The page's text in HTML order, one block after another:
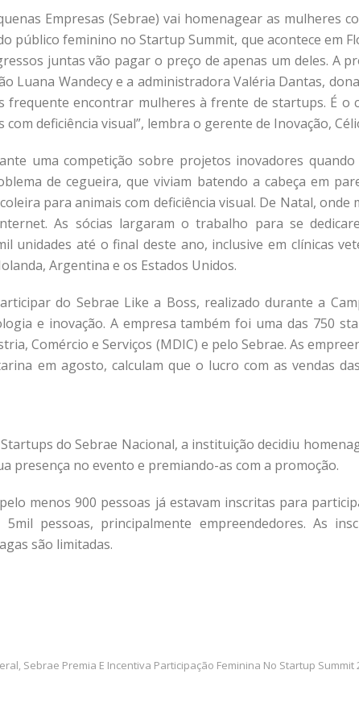
Empresas (Sebrae) vai homenagear as mulheres
público feminino no Startup Summit, que acontece em
juntas vão pagar o preço de apenas um deles. A
Luana Wandecy e a administradora Valéria Dantas,
frequente encontrar mulheres à frente de startups. É o
deficiência visual”, lembra o gerente de Inovação,
uma competição sobre projetos inovadores
de cegueira, que viviam batendo a cabeça em
para animais com deficiência visual. De Natal,
As sócias largaram o trabalho para se
unidades até o final deste ano, inclusive em clínicas
Argentina e os Estados Unidos.
do Sebrae Like a Boss, realizado durante a
e inovação. A empresa também foi uma das 750
Comércio e Serviços (MDIC) e pelo Sebrae. As
em agosto, calculam que o lucro com as vendas
do Sebrae Nacional, a instituição decidiu
presença no evento e premiando-as com a promoção.
menos 900 pessoas já estavam inscritas para
pessoas, principalmente empreendedores. As
são limitadas.
, Sebrae Premia E Incentiva Participação Feminina No Startup Summit